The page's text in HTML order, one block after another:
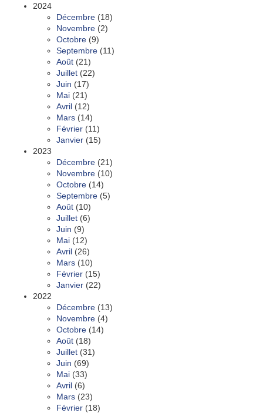
2024
Décembre (18)
Novembre (2)
Octobre (9)
Septembre (11)
Août (21)
Juillet (22)
Juin (17)
Mai (21)
Avril (12)
Mars (14)
Février (11)
Janvier (15)
2023
Décembre (21)
Novembre (10)
Octobre (14)
Septembre (5)
Août (10)
Juillet (6)
Juin (9)
Mai (12)
Avril (26)
Mars (10)
Février (15)
Janvier (22)
2022
Décembre (13)
Novembre (4)
Octobre (14)
Août (18)
Juillet (31)
Juin (69)
Mai (33)
Avril (6)
Mars (23)
Février (18)